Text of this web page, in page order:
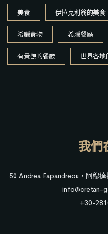
美食 伊拉克利翁的美食
希臘食物 希臘餐廳
有景觀的餐廳 世界各地
我們
50 Andrea Papandreou，阿穆
info@cretan-
+30-